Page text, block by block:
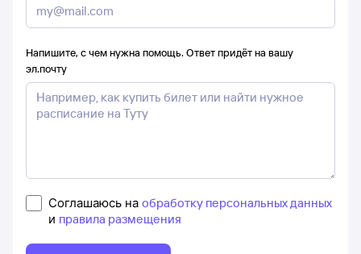
Напишите, с чем нужна помощь. Ответ придёт на вашу
эл.почту
Соглашаюсь на обработку персональных данных
и правила размещения